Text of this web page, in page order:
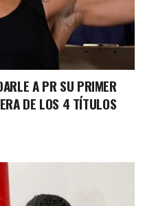
A PR SU PRIMER
DE LOS 4 TÍTULOS